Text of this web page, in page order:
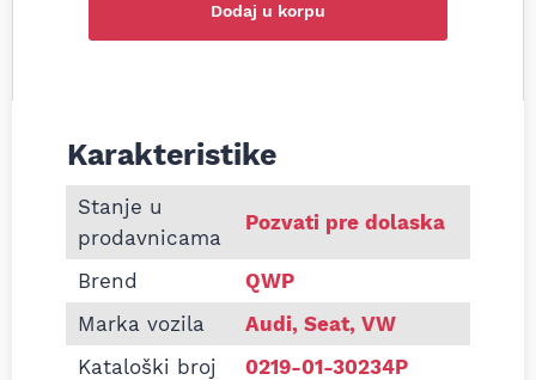
Dodaj u korpu
Informacije o Zadnji lonac auspuha VW Golf 4
Karakteristike
Stanje u
prodavnicama
Pozvati pre dolaska
Brend
QWP
Marka vozila
Audi, Seat, VW
Kataloški broj
0219-01-30234P